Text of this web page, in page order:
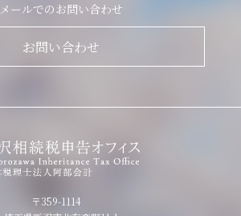
メールでのお問い合わせ
お問い合わせ
〒359-1114